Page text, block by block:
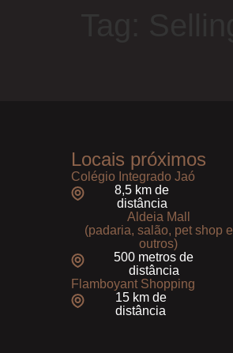
Locais próximos
Colégio Integrado Jaó
8,5 km de
distância
Aldeia Mall
(padaria, salão, pet shop e
outros)
500 metros de
distância
Flamboyant Shopping
15 km de
distância